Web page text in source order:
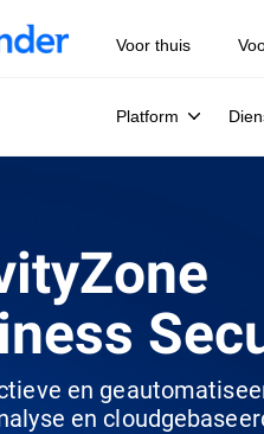
Voor thuis
Platform
en
en